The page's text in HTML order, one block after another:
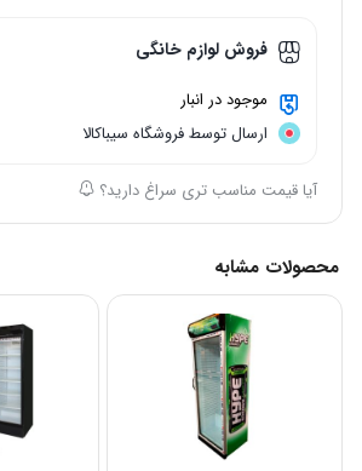
فروش لوازم خانگی
موجود در انبار
ارسال توسط فروشگاه سیباکالا
آیا قیمت مناسب تری سراغ دارید؟
محصولات مشابه